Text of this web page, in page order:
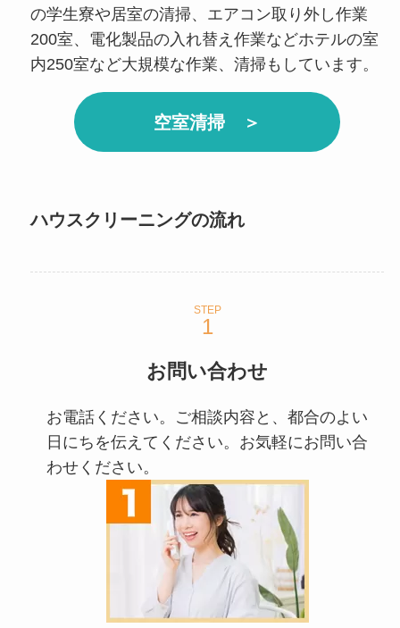
の学生寮や居室の清掃、エアコン取り外し作業
200室、電化製品の入れ替え作業などホテルの室
内250室など大規模な作業、清掃もしています。
空室清掃 ＞
ハウスクリーニングの流れ
STEP
お問い合わせ
お電話ください。ご相談内容と、都合のよい
日にちを伝えてください。お気軽にお問い合
わせください。